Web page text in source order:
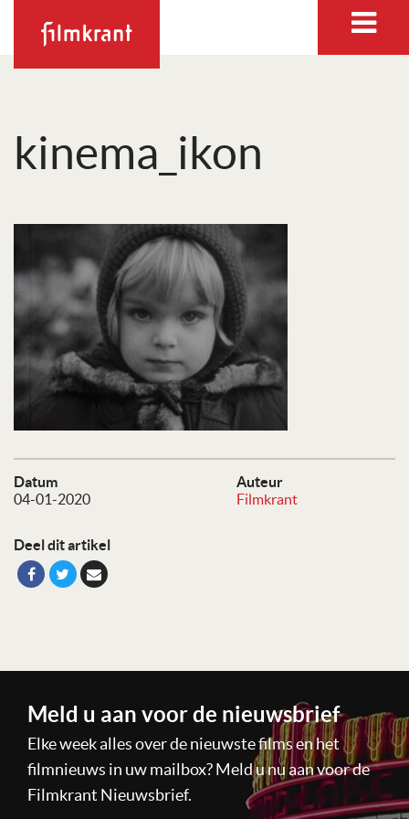
kinema_ikon
Datum
04-01-2020
Auteur
Filmkrant
Deel dit artikel
Meld u aan voor de nieuwsbrief
Elke week alles over de nieuwste films en het
filmnieuws in uw mailbox? Meld u nu aan voor de
Filmkrant Nieuwsbrief.